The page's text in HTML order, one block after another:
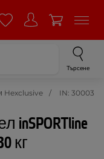
Търсене
Hexclusive IN: 30003
кг